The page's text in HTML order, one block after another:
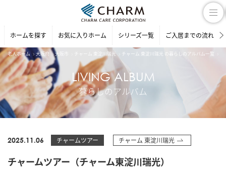
ホームを探す お気に入りホーム シリーズ一覧 ご入居までの流れ
老人ホーム 大阪府 大阪市 チャーム 東淀川瑞光 チャーム 東淀川瑞光 の暮らしのアルバム一覧
LIVING ALBUM
暮らしのアルバム
2025.11.06 チャームツアー チャーム 東淀川瑞光
チャームツアー（チャーム東淀川瑞光）